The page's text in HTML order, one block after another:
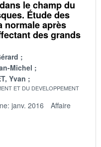
le champ du
Étude des
normale après
des grands
Michel
Yvan
ET DU DEVELOPPEMENT
janv. 2016
Affaire